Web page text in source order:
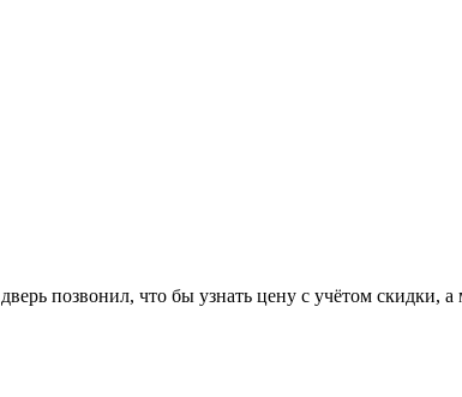
позвонил, что бы узнать цену с учётом скидки,